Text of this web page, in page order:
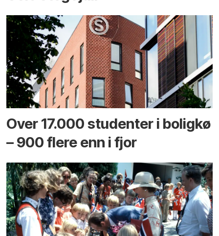
Over 17.000 studenter i boligkø
– 900 flere enn i fjor